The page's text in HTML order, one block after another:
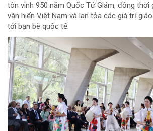
tôn vinh 950 năm Quốc Tử Giám, đồng thời
văn hiến Việt Nam và lan tỏa các giá trị
tới bạn bè quốc tế.